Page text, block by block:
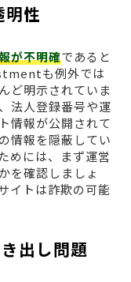
明性
が不明確であると
も例外では
ど明示されていま
法人登録番号や運
情報が公開されて
情報を隠蔽してい
めには、まず運営
を確認しましょ
イトは詐欺の可能
出し問題